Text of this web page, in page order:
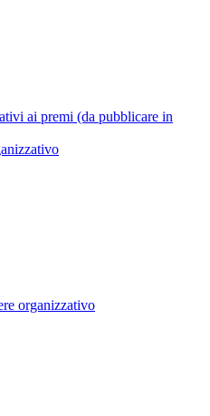
ai premi (da pubblicare in
organizzativo